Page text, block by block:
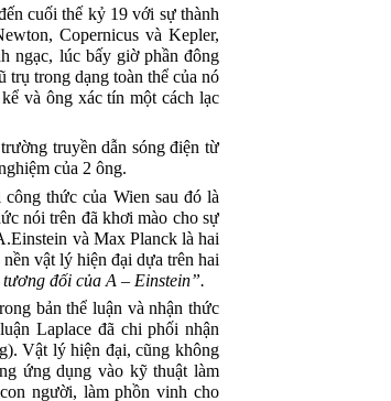
cuối thế kỷ 19 với sự thành
Copernicus và Kepler,
ngạc, lúc bấy giờ phần đông
trong dạng toàn thể của nó
và ông xác tín một cách lạc
truyền dẫn sóng điện từ
của 2 ông.
thức của Wien sau đó là
nói trên đã khơi mào cho sự
và Max Planck là hai
vật lý hiện đại dựa trên hai
đối của A – Einstein”.
bản thể luận và nhận thức
luậnLaplace đã chi phối nhận
Vật lý hiện đại, cũng không
ứng dụng vào kỹ thuật làm
người, làm phồn vinh cho